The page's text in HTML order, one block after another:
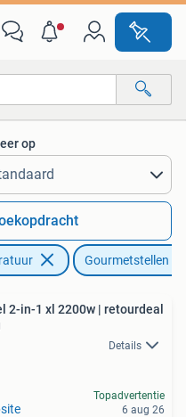
op
Gourmetstellen
2-in-1 xl 2200w | retourdeal
Details
Topadvertentie
6 aug 26